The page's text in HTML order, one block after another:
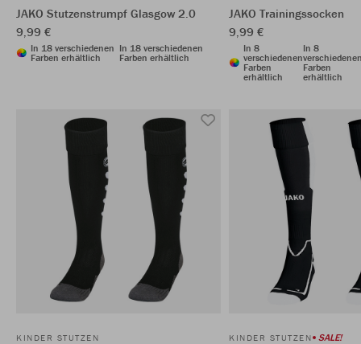
JAKO Stutzenstrumpf Glasgow 2.0
9,99 €
In 18 verschiedenen
Farben erhältlich
In 18 verschiedenen
Farben erhältlich
JAKO Trainingssocken
9,99 €
In 8
verschiedenen
Farben
erhältlich
In 8
Farben
erhältlich
KINDER STUTZEN KINDER STUTZEN SALE!